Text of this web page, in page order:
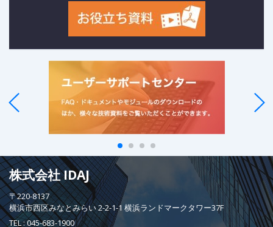
株式会社 IDAJ
〒220-8137
横浜市西区みなとみらい 2-2-1-1 横浜ランドマークタワー37F
TEL :045-683-1900